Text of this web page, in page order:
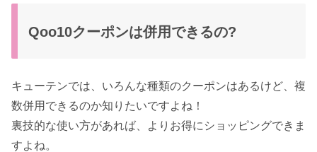
Qoo10クーポンは併用できるの?
キューテンでは、いろんな種類のクーポンはあるけど、複
数併用できるのか知りたいですよね！
裏技的な使い方があれば、よりお得にショッピングできま
すよね。